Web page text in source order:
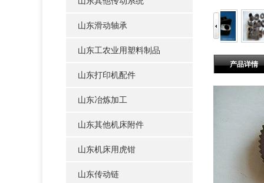
山东滑动轴承
山东工农业用塑料制品
山东打印机配件
山东冶炼加工
山东其他机床附件
山东机床用虎钳
山东传动链
产品详情